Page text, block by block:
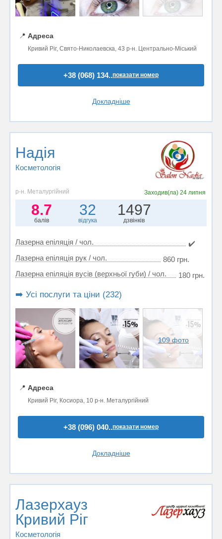
📍 Адреса
Кривий Ріг, Свято-Николаевска, 43 р-н. Центрально-Міський
+38 (068) 134..показати номер
Докладніше
Надія
Косметологія
р-н. Металургійний Заходив(ла) 24 липня
8.7
балів
32
відгука
1497
дзвінків
Лазерна епіляція / чол.
✔️
Лазерна епіляція рук / чол.
860 грн.
Лазерна епіляція вусів (верхньої губи) / чол.
180 грн.
➡️ Усі послуги та ціни (232)
109 фото
📍 Адреса
Кривий Ріг, Косиора, 10 р-н. Металургійний
+38 (096) 040..показати номер
Докладніше
Лазерхауз
Кривий Ріг
Косметологія